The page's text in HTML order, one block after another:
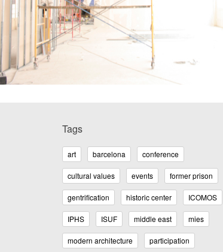
Tags
art barcelona conference
cultural values events former prison
gentrification historic center ICOMOS
IPHS ISUF middle east mies
modern architecture participation